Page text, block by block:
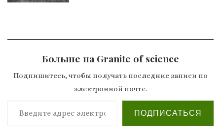
Больше на Granite of science
Подпишитесь, чтобы получать последние записи по
электронной почте.
Введите адрес электронной почты…
ПОДПИСАТЬСЯ